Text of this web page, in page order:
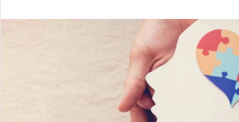
w
o
n
a
n
e
m
a